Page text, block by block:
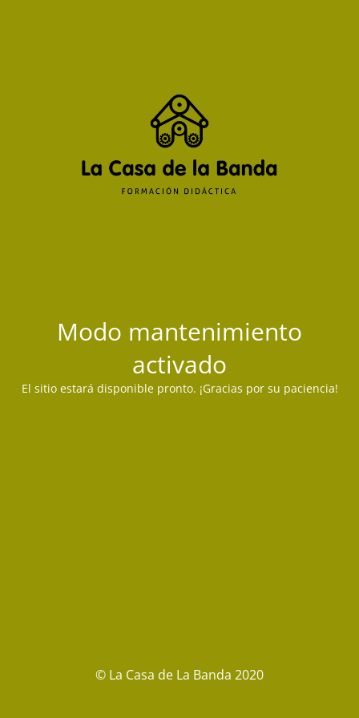
Modo mantenimiento
activado
El sitio estará disponible pronto. ¡Gracias por su paciencia!
© La Casa de La Banda 2020